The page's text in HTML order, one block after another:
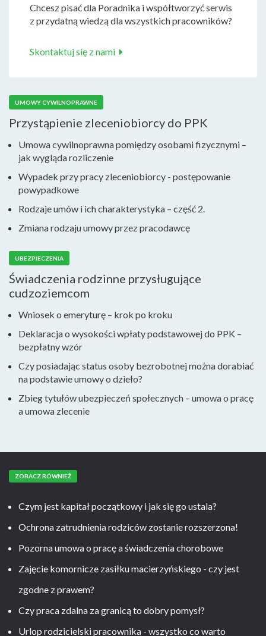
Chcesz pisać dla Poradnika i współtworzyć serwis
z przydatną wiedzą dla wszystkich pracowników?
Skontaktuj się z nami
UMOWY CYWILNOPRAWNE
Przystąpienie zleceniobiorcy do PPK
Umowa cywilnoprawna pomiędzy osobami fizycznymi –
jak wygląda rozliczenie
Wypadek przy pracy zleceniobiorcy - postępowanie
powypadkowe
Rodzaje umów i ich charakterystyka – część 2.
Zmiana rodzaju umowy przez pracodawcę
UBEZPIECZENIA
Świadczenia rodzinne przysługujące
cudzoziemcom
Wniosek o emeryturę – krok po kroku
Deklaracja o wysokości wpłaty podstawowej do PPK –
bezpłatny wzór
Czy posiadając status osoby bezrobotnej można dorabiać
na podstawie umowy o dzieło?
Zbieg tytułów ubezpieczeń społecznych – umowa o pracę
a umowa zlecenie
ZOBACZ RÓWNIEŻ
Czym jest kapitał początkowy i jak się go ustala?
Ochrona zatrudnienia rodziców zostanie rozszerzona!
Pozorna umowa o pracę a świadczenia chorobowe
Zajęcie komornicze zasiłku macierzyńskiego - czy jest
zgodne z prawem?
Czy praca zdalna za granicą to dobry pomysł?
Urlop rodzicielski pracownika - wszystko co warto